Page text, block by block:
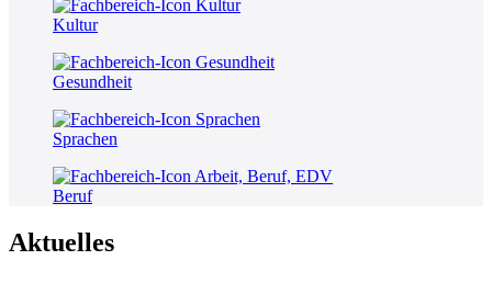
Kultur
Gesundheit
Sprachen
Beruf
Aktuelles